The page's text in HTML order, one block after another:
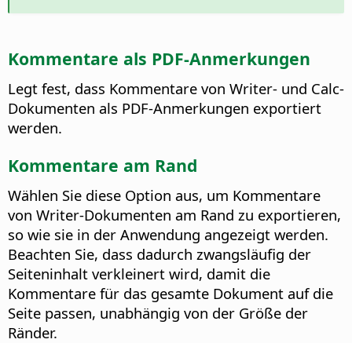
Kommentare als PDF-Anmerkungen
Legt fest, dass Kommentare von Writer- und Calc-
Dokumenten als PDF-Anmerkungen exportiert
werden.
Kommentare am Rand
Wählen Sie diese Option aus, um Kommentare
von Writer-Dokumenten am Rand zu exportieren,
so wie sie in der Anwendung angezeigt werden.
Beachten Sie, dass dadurch zwangsläufig der
Seiteninhalt verkleinert wird, damit die
Kommentare für das gesamte Dokument auf die
Seite passen, unabhängig von der Größe der
Ränder.